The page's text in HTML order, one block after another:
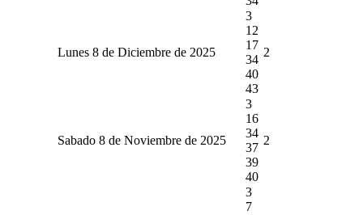
Lunes 8 de Diciembre de 2025
3
12
17
34
40
43
2
Sabado 8 de Noviembre de 2025
3
16
34
37
39
40
2
3
7